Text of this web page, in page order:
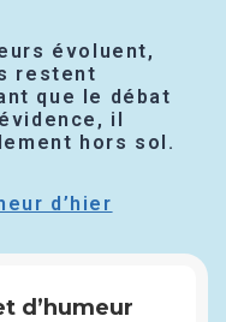
évoluent,
restent
que le débat
il
hors sol.
d’hier
d’humeur